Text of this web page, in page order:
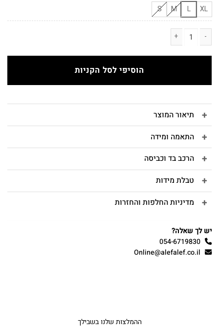
XL
L
M
S
הוסיפי לסל הקניות
תיאור המוצר
התאמה ומידה
הרכב בד וכביסה
טבלת מידות
מדיניות החלפות והחזרות
יש לך שאלה?
054-6719830
Online@alefalef.co.il
ההמלצות שלנו בשבילך